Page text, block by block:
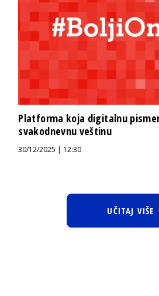
Platforma koja digitalnu
svakodnevnu veštinu
30/12/2025 | 12:30
UČITAJ VIŠE